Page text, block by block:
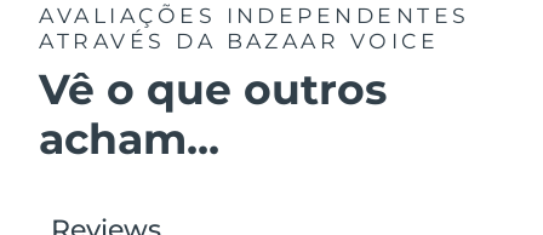
AVALIAÇÕES INDEPENDENTES
ATRAVÉS DA BAZAAR VOICE
Vê o que outros
acham...